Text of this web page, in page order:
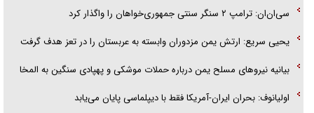
سی‌ان‌ان: ترامپ ۲ سنگر سنتی جمهوری‌خواهان را واگذار کرد
یحیی سریع: ارتش یمن مزدوران وابسته به عربستان را در تعز هدف گرفت
بیانیه نیروهای مسلح یمن درباره حملات موشکی و پهپادی سنگین به المخا
اولیانوف: بحران ایران-آمریکا فقط با دیپلماسی پایان می‌یابد